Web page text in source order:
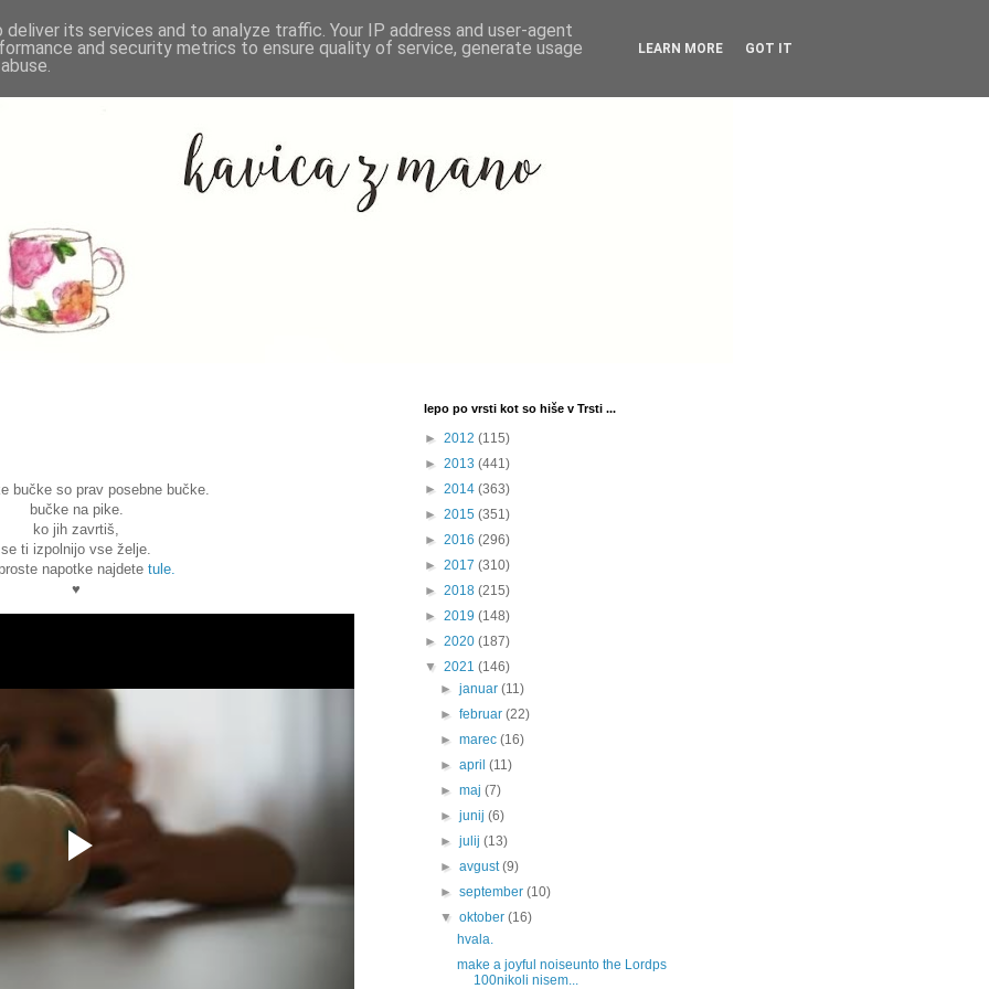
bučke so prav posebne bučke.
bučke na pike.
ko jih zavrtiš,
se ti izpolnijo vse želje.
napotke najdete tule.
♥
lepo po vrsti kot so hiše v Trsti ...
► 2012 (115)
► 2013 (441)
► 2014 (363)
► 2015 (351)
► 2016 (296)
► 2017 (310)
► 2018 (215)
► 2019 (148)
► 2020 (187)
▼ 2021 (146)
►januar(11)
►februar(22)
►marec(16)
►april(11)
►maj(7)
►junij(6)
►julij(13)
►avgust(9)
►september(10)
▼oktober(16)
hvala.
make a joyful noiseunto the Lordps
100nikoli nisem...
its services and to analyze traffic. Your IP address and user-agent
and security metrics to ensure quality of service, generate usage
LEARN MORE GOT IT